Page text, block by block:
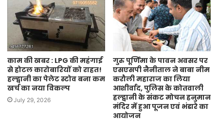
काम की खबर : LPG की महंगाई
से होटल कारोबारियों को राहत!
हल्द्वानी का पेलेट स्टोव बना कम
खर्च का नया विकल्प
July 29, 2026
गुरु पूर्णिमा के पावन अवसर पर
एसएसपी नैनीताल ने बाबा नीम
करौली महाराज का लिया
आशीर्वाद, पुलिस के कोतवाली
हल्द्वानी के संकट मोचन हनुमान
मंदिर में हुआ पूजन एवं भंडारे का
आयोजन